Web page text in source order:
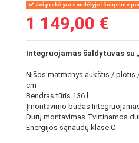
Jei prekė yra sandėlyje išsiųsime
1 149,00 €
Integruojamas šaldytuvas su
Nišos matmenys aukštis / plotis
cm
Bendras tūris 136 l
Įmontavimo būdas
Durų montavimas Tvirtinamos
Energijos sąnaudų klasė C